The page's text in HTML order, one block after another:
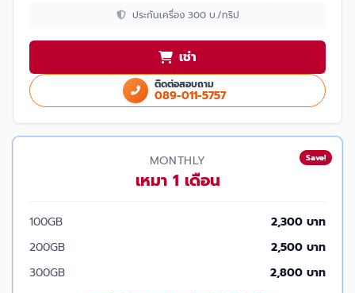
ประกันเครื่อง 300 บ./ทริป
เช่า
ติดต่อสอบถาม
089-011-5757
Save!
MONTHLY
เหมา 1 เดือน
100GB
2,300 บาท
200GB
2,500 บาท
300GB
2,800 บาท